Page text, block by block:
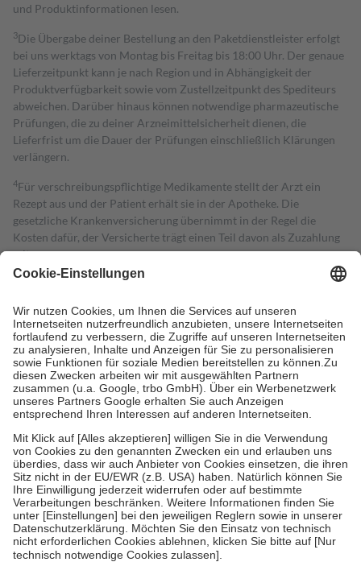
und Produktinformationen lesen.
3Die Übergabe deiner Bestellung an den Paketdienstleister erfolgt
bei uns werktags von Montag bis Freitag bis 18:00 Uhr. Der genaue
Lieferzeitpunkt kann je nach Region und in Abhängigkeit der
Produktverfügbarkeit sowie vom Zustellzeitpunkt des Spediteurs
abweichen. Darüber hinaus können notwendige pharmazeutische
Prüfungen, die zu deiner Arzneimittelsicherheit dienen, die
Lieferfrist um die Dauer der Prüfungen einschließlich Klärungen
verlängern.
4Für verschreibungspflichtige Medikamente stellt der Arzt ein
Rezept aus und der Patient erhält sie in der Apotheke. Die
gesetzliche Krankenversicherung übernimmt in der Regel die
Kosten dafür, der Versicherte trägt einen Teil davon als Zuzahlung
mit.
Grundsätzlich leisten Mitglieder Zuzahlungen in Höhe von zehn
höchstens zehn Euro.
Es sind jedoch nie mehr als die tatsächlichen
Kosten der Leistung zu entrichten.
Diese Regeln gelten grundsätzlich auch für Online-Apotheken.
Bei Heilmitteln und häuslicher Krankenpflege beträgt die
Zuzahlung zehn Prozent der Kosten sowie zehn Euro je
Verordnung.
Um das Engagement der Versicherten für ihre eigene Gesundheit zu
stärken und die besondere Stellung der Familie zu unterstützen,
fallenkeine Zuzahlungenan bei:
• Kindern und Jugendlichen bis zum vollendeten 18. Lebensjahr
mit Ausnahme der Fahrkosten
• Untersuchungen zur Vorsorge und Früherkennung, die von der
GKV getragen werden
• empfohlenen Schutzimpfungen
• Harn- und Blutteststreifen